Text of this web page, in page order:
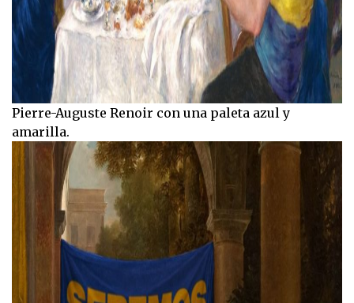
Pierre-Auguste Renoir con una paleta azul y
amarilla.